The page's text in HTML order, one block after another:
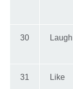
30 Laugh
31 Like